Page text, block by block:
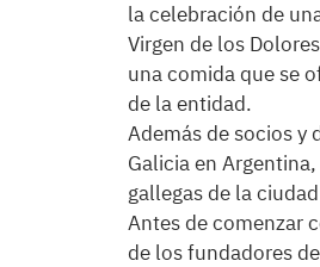
la celebración de
Virgen de los
una comida que se
de la entidad.
Además de socios y
Galicia en
gallegas de la
Antes de comenzar
de los fundadores